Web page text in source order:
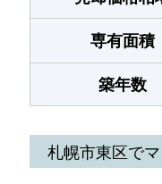
専有面積
築年数
札幌市東区で